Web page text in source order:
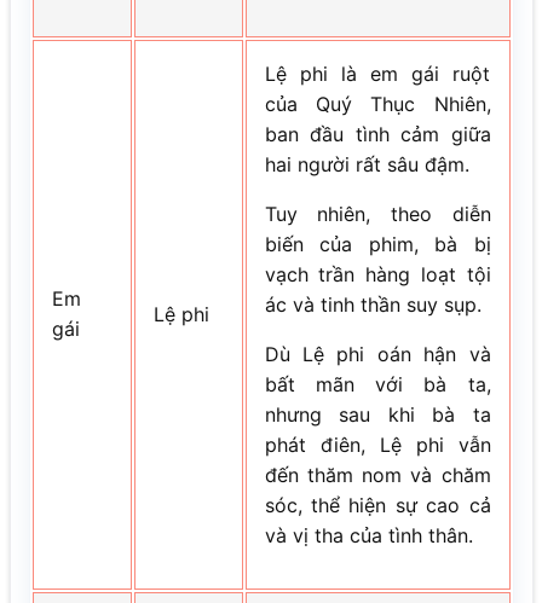
Em
gái
Lệ phi
Lệ phi là em gái ruột
của Quý Thục Nhiên,
ban đầu tình cảm giữa
hai người rất sâu đậm.
Tuy nhiên, theo diễn
biến của phim, bà bị
vạch trần hàng loạt tội
ác và tinh thần suy sụp.
Dù Lệ phi oán hận và
bất mãn với bà ta,
nhưng sau khi bà ta
phát điên, Lệ phi vẫn
đến thăm nom và chăm
sóc, thể hiện sự cao cả
và vị tha của tình thân.